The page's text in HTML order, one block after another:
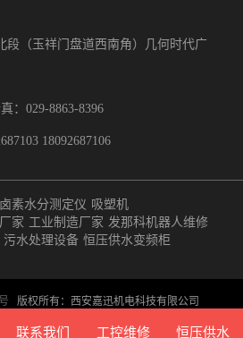
段（玉祥门盘道西南角）几何时代广
：029-8863-8396
18092687106
卤素水分测定仪 吸塑机
家 工业制造厂家 发那科机器人维修
污水处理设备 恒压供水变频柜
版权所有：西安嘉迅机电科技有限公司
化设备研制开发、技术（维修）服务
联系我们 工控维修 恒压供水